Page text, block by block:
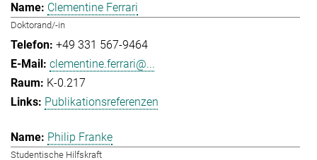
Clementine Ferrari
Doktorand/-in
+49 331 567-9464
clementine.ferrari@...
K-0.217
Publikationsreferenzen
Philip Franke
Studentische Hilfskraft